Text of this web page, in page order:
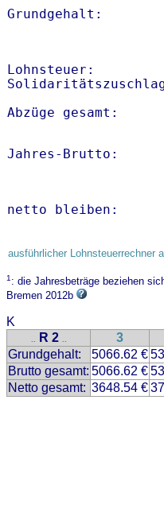
Lohnsteuer:
Abzüge gesamt:
Jahres-
netto
ausführlicher Lohnsteuerrechner
1: die Jahresbeträge beziehen
Bremen 2012b
K
.. R 2 .. 3
Grundgehalt:
5066.62 €
Brutto gesamt: 5066.62 €
Netto gesamt: 3648.54 €